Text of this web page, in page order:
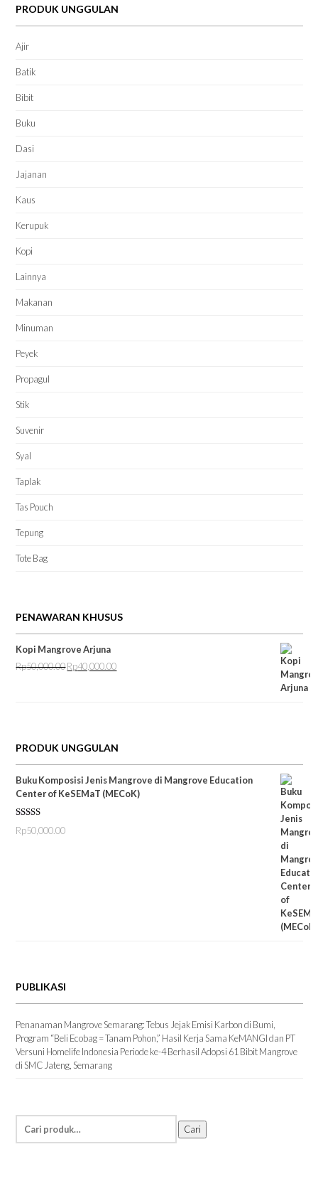
PRODUK UNGGULAN
Ajir
Batik
Bibit
Buku
Dasi
Jajanan
Kaus
Kerupuk
Kopi
Lainnya
Makanan
Minuman
Peyek
Propagul
Stik
Suvenir
Syal
Taplak
Tas Pouch
Tepung
Tote Bag
PENAWARAN KHUSUS
Kopi Mangrove Arjuna
Rp50,000.00Rp40,000.00
PRODUK UNGGULAN
Buku Komposisi Jenis Mangrove di Mangrove Education
Center of KeSEMaT (MECoK)
Dinilai5.00
dari 5
Rp50,000.00
PUBLIKASI
Penanaman Mangrove Semarang: Tebus Jejak Emisi Karbon di Bumi,
Program “Beli Ecobag = Tanam Pohon,” Hasil Kerja Sama KeMANGI dan PT
Versuni Homelife Indonesia Periode ke-4 Berhasil Adopsi 61 Bibit Mangrove
di SMC Jateng, Semarang
Temukan
Informasi:
Cari